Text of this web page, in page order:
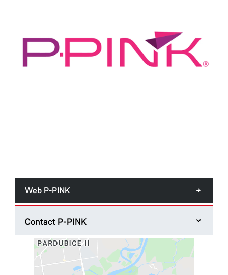
Web P-PINK
Contact P-PINK
Pardubice Business Incubator
nám. Republiky 2686